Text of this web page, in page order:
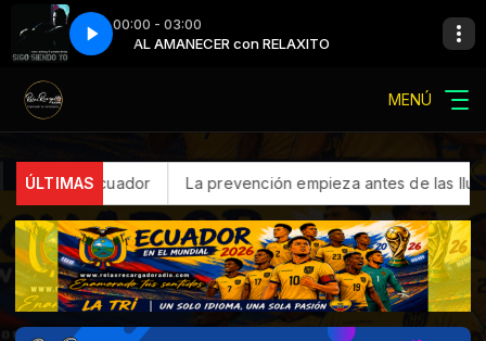
00:00 - 03:00
AL AMANECER con RELAXITO
CIELO MARC ANTHONY - QUE PRECIO TIENE EL CIELO
MENÚ
ÚLTIMAS
La prevención empieza antes de las lluvias: claves para